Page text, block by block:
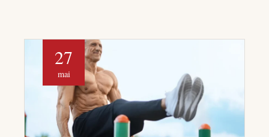
27
mai